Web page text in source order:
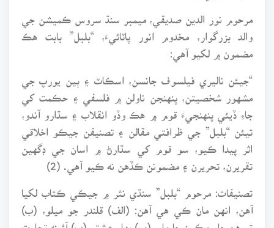
مرحوم نور الدين صديقي، ميمبر سنڌ سروس ڪميشن جي
والد بزرگوار، مخدوم انور پاٽائيءَ، “بلبل” بابت هڪ
مضمون ۾ لکيو آهي:
“جيئن ناليري فيلسوف جانسن، اسڪاٽ ۽ ٻين يورپ جي
مشهور شخصيتن، پنهنجن ناولن ۾ فلسفي ۽ حڪمت کي
جاءِ ڏيئي پنهنجيءَ قوم ۾ هڪ وڏو انقلاب ۽ سڌارو آندو،
تيئن “بلبل” جي ظرافتي مقالن ۽ تصنيفن جيڪو اخلاقي
اثر پيدا ڪيو، سو قوم کي سڌارڻ ۾ اسان جي ڊگهين
تقريرن، تحريرن ۽ مضمونن ڪڏهن نه ڪيو آهي. (2)
تصنيفات: مرحوم “بلبل” سنڌي نثر ۾ جيڪي ڪتاب لکيا
آهن، انهن مان ڪي هي آهن: (الف) قلندر جو ميلو، (ب)
تيرهن ڄار مڪرن جا مار، (ٻ) بهار عشق، (پ) آئينه تجارت